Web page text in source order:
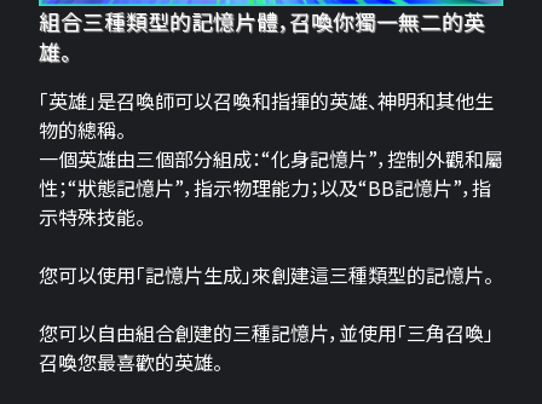
組合三種類型的記憶片體，召喚你獨一無二的英
雄。
「英雄」是召喚師可以召喚和指揮的英雄、神明和其他生
物的總稱。
一個英雄由三個部分組成：“化身記憶片”，控制外觀和屬
性；“狀態記憶片”，指示物理能力；以及“BB記憶片”，指
示特殊技能。
您可以使用「記憶片生成」來創建這三​​種類型的記憶片。
您可以自由組合創建的三種記憶片，並使用「三角召喚」
召喚您最喜歡的英雄。